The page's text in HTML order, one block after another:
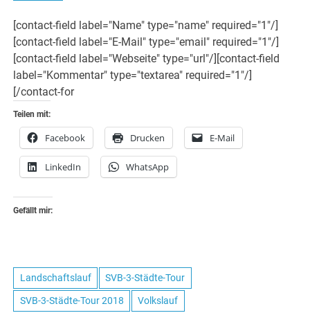
[contact-field label="Name" type="name" required="1"/]
[contact-field label="E-Mail" type="email" required="1"/]
[contact-field label="Webseite" type="url"/][contact-field
label="Kommentar" type="textarea" required="1"/]
[/contact-for
Teilen mit:
Facebook Drucken E-Mail
LinkedIn WhatsApp
Gefällt mir:
Landschaftslauf SVB-3-Städte-Tour
SVB-3-Städte-Tour 2018 Volkslauf